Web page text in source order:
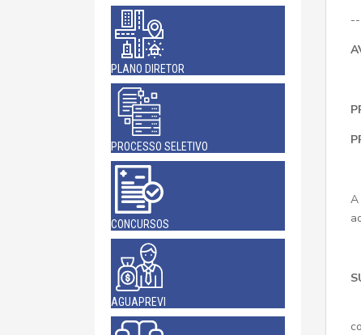
PLANO DIRETOR
PROCESSO SELETIVO
CONCURSOS
AGUAPREVI
A